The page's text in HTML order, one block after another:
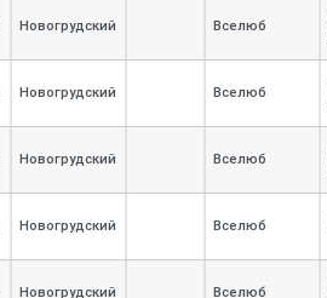
Новогрудский Вселюб
Новогрудский Вселюб
Новогрудский Вселюб
Новогрудский Вселюб
Новогрудский Вселюб